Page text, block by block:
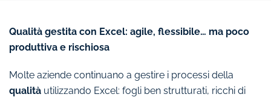
Qualità gestita con Excel: agile, flessibile… ma poco
produttiva e rischiosa
Molte aziende continuano a gestire i processi della
qualità utilizzando Excel: fogli ben strutturati, ricchi di